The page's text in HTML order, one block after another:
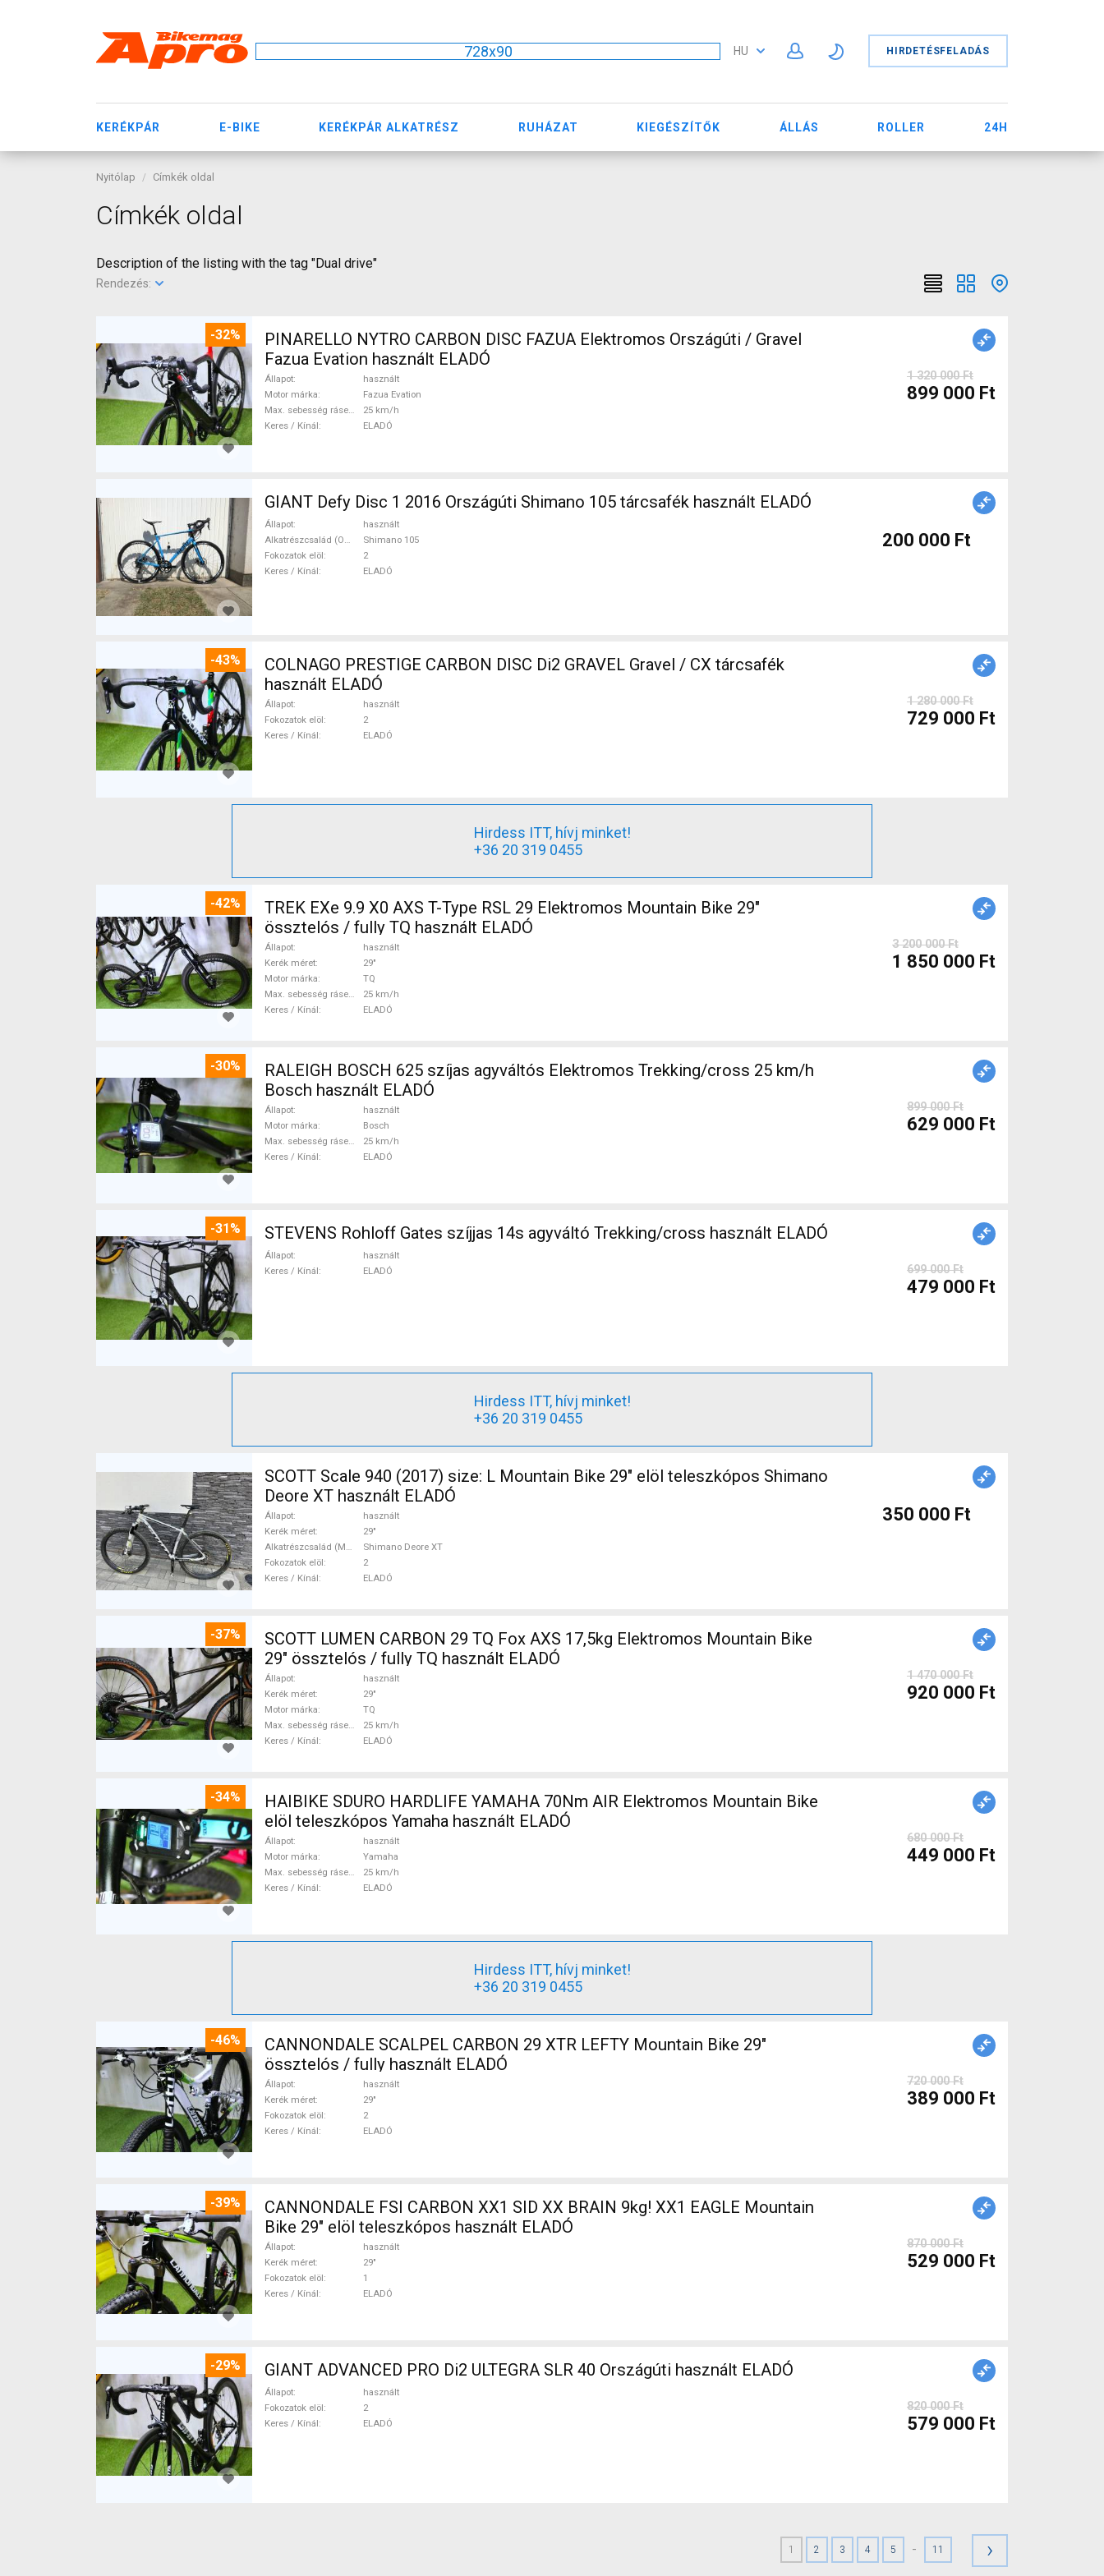
728x90 HU HIRDETÉSFELADÁS
KERÉKPÁR E-BIKE KERÉKPÁR ALKATRÉSZ RUHÁZAT KIEGÉSZÍTŐK ÁLLÁS ROLLER 24H
Nyitólap Címkék oldal
Címkék oldal
Description of the listing with the tag "Dual drive"
Rendezés:
-32%
PINARELLO NYTRO CARBON DISC FAZUA Elektromos Országúti / Gravel
Fazua Evation használt ELADÓ
Állapot
használt
Motor márka
Fazua Evation
Max. sebesség rásegítéssel
25 km/h
Keres / Kínál
ELADÓ
1 320 000 Ft
899 000 Ft
GIANT Defy Disc 1 2016 Országúti Shimano 105 tárcsafék használt ELADÓ
Állapot
használt
Alkatrészcsalád (Outi)
Shimano 105
Fokozatok elöl
2
Keres / Kínál
ELADÓ
200 000 Ft
-43%
COLNAGO PRESTIGE CARBON DISC Di2 GRAVEL Gravel / CX tárcsafék
használt ELADÓ
Állapot
használt
Fokozatok elöl
2
Keres / Kínál
ELADÓ
1 280 000 Ft
729 000 Ft
Hirdess ITT, hívj minket!
+36 20 319 0455
-42%
TREK EXe 9.9 X0 AXS T-Type RSL 29 Elektromos Mountain Bike 29"
össztelós / fully TQ használt ELADÓ
Állapot
használt
Kerék méret
29"
Motor márka
TQ
Max. sebesség rásegítéssel
25 km/h
Keres / Kínál
ELADÓ
3 200 000 Ft
1 850 000 Ft
-30%
RALEIGH BOSCH 625 szíjas agyváltós Elektromos Trekking/cross 25 km/h
Bosch használt ELADÓ
Állapot
használt
Motor márka
Bosch
Max. sebesség rásegítéssel
25 km/h
Keres / Kínál
ELADÓ
899 000 Ft
629 000 Ft
-31% STEVENS Rohloff Gates szíjjas 14s agyváltó Trekking/cross használt ELADÓ
Állapot
használt
Keres / Kínál
ELADÓ 699 000 Ft
479 000 Ft
Hirdess ITT, hívj minket!
+36 20 319 0455
SCOTT Scale 940 (2017) size: L Mountain Bike 29" elöl teleszkópos Shimano
Deore XT használt ELADÓ
Állapot
használt
Kerék méret
29"
Alkatrészcsalád (MTB)
Shimano Deore XT
Fokozatok elöl
2
Keres / Kínál
ELADÓ
350 000 Ft
-37%
SCOTT LUMEN CARBON 29 TQ Fox AXS 17,5kg Elektromos Mountain Bike
29" össztelós / fully TQ használt ELADÓ
Állapot
használt
Kerék méret
29"
Motor márka
TQ
Max. sebesség rásegítéssel
25 km/h
Keres / Kínál
ELADÓ
1 470 000 Ft
920 000 Ft
-34%
HAIBIKE SDURO HARDLIFE YAMAHA 70Nm AIR Elektromos Mountain Bike
elöl teleszkópos Yamaha használt ELADÓ
Állapot
használt
Motor márka
Yamaha
Max. sebesség rásegítéssel
25 km/h
Keres / Kínál
ELADÓ
680 000 Ft
449 000 Ft
Hirdess ITT, hívj minket!
+36 20 319 0455
-46%
CANNONDALE SCALPEL CARBON 29 XTR LEFTY Mountain Bike 29"
össztelós / fully használt ELADÓ
Állapot
használt
Kerék méret
29"
Fokozatok elöl
2
Keres / Kínál
ELADÓ
720 000 Ft
389 000 Ft
-39%
CANNONDALE FSI CARBON XX1 SID XX BRAIN 9kg! XX1 EAGLE Mountain
Bike 29" elöl teleszkópos használt ELADÓ
Állapot
használt
Kerék méret
29"
Fokozatok elöl
1
Keres / Kínál
ELADÓ
870 000 Ft
529 000 Ft
-29% GIANT ADVANCED PRO Di2 ULTEGRA SLR 40 Országúti használt ELADÓ
Állapot
használt
Fokozatok elöl
2
Keres / Kínál
ELADÓ
820 000 Ft
579 000 Ft
1 2 3 4 5 - 11 ›